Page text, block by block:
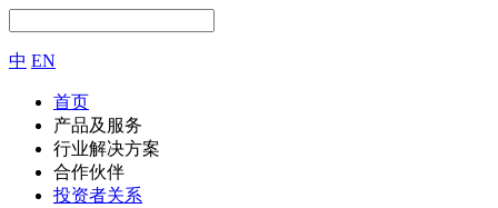
中 EN
首页
产品及服务
行业解决方案
合作伙伴
投资者关系